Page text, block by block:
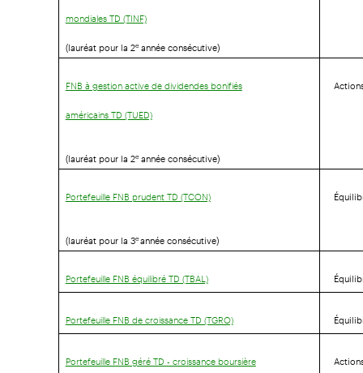
mondiales TD (TINF)
(lauréat pour la 2eannée consécutive)
FNB à gestion active de dividendes bonifiés
américains TD (TUED)
(lauréat pour la 2eannée consécutive)
Portefeuille FNB prudent TD (TCON)
(lauréat pour la 3eannée consécutive)
Portefeuille FNB équilibré TD (TBAL)
Portefeuille FNB de croissance TD (TGRO)
Portefeuille FNB géré TD - croissance boursière